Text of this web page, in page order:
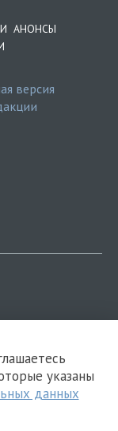
АНОНСЫ
версия
указаны
данных